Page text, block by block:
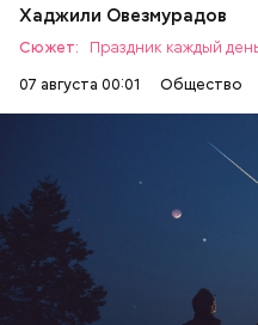
Хаджили Овезмурадов
Сюжет:
Праздник каждый
07 августа 00:01
Общество
День собирания звезд
метеорного потока
можно наблюдать в
смотреть на звездопад
город — в местность,
загрязнения и где
наблюдать за
ЕДА ПРАЗДНИКИ
СЛАДОСТИ